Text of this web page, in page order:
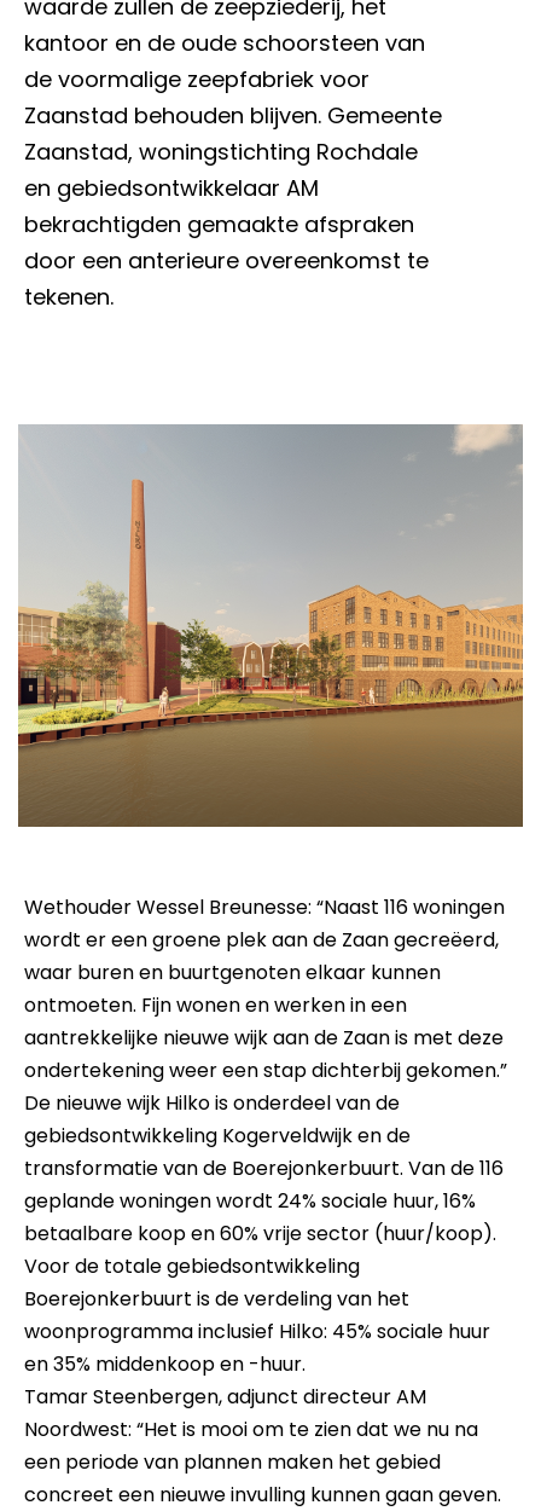
waarde zullen de zeepziederij, het
kantoor en de oude schoorsteen van
de voormalige zeepfabriek voor
Zaanstad behouden blijven. Gemeente
Zaanstad, woningstichting Rochdale
en gebiedsontwikkelaar AM
bekrachtigden gemaakte afspraken
door een anterieure overeenkomst te
tekenen.
Wethouder Wessel Breunesse: “Naast 116 woningen
wordt er een groene plek aan de Zaan gecreëerd,
waar buren en buurtgenoten elkaar kunnen
ontmoeten. Fijn wonen en werken in een
aantrekkelijke nieuwe wijk aan de Zaan is met deze
ondertekening weer een stap dichterbij gekomen.”
De nieuwe wijk Hilko is onderdeel van de
gebiedsontwikkeling Kogerveldwijk en de
transformatie van de Boerejonkerbuurt. Van de 116
geplande woningen wordt 24% sociale huur, 16%
betaalbare koop en 60% vrije sector (huur/koop).
Voor de totale gebiedsontwikkeling
Boerejonkerbuurt is de verdeling van het
woonprogramma inclusief Hilko: 45% sociale huur
en 35% middenkoop en -huur.
Tamar Steenbergen, adjunct directeur AM
Noordwest: “Het is mooi om te zien dat we nu na
een periode van plannen maken het gebied
concreet een nieuwe invulling kunnen gaan geven.